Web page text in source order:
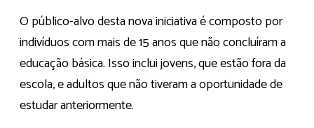
O público-alvo desta nova iniciativa é composto por
indivíduos com mais de 15 anos que não concluíram a
educação básica. Isso inclui jovens, que estão fora da
escola, e adultos que não tiveram a oportunidade de
estudar anteriormente.